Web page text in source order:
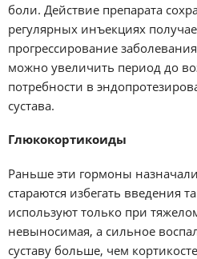
боли. Действие препарата
регулярных инъекциях
прогрессирование
можно увеличить период до
потребности в
сустава.
Глюкокортикоиды
Раньше эти гормоны
стараются избегать введения
используют только при
невыносимая, а сильное
суставу больше, чем